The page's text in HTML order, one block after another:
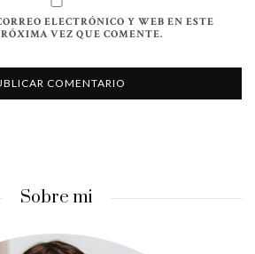
ELECTRÓNICO Y WEB EN ESTE
VEZ QUE COMENTE.
Sobre mi